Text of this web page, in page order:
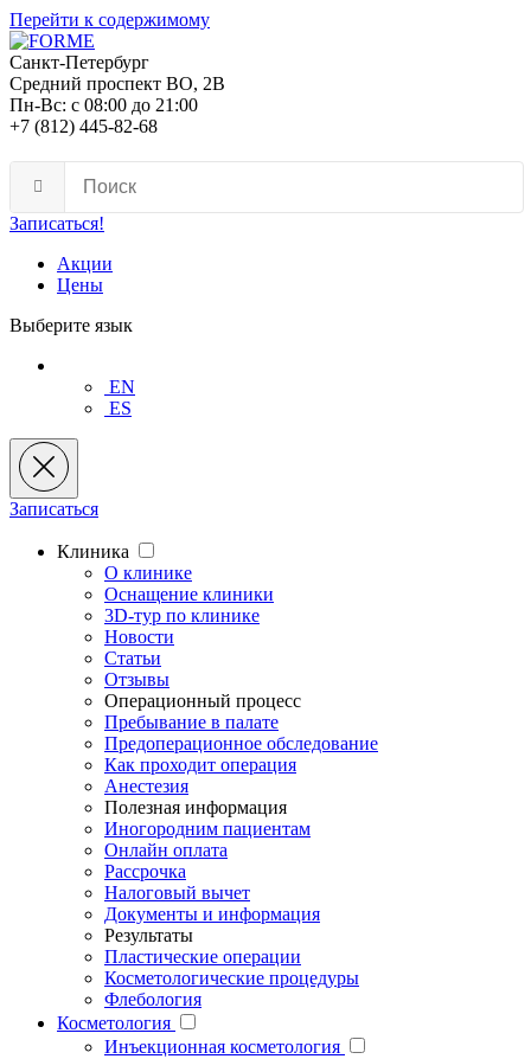
Перейти к содержимому
Санкт-Петербург
Средний проспект ВО, 2В
Пн-Вс: с 08:00 до 21:00
+7 (812) 445-82-68
Записаться!
Акции
Цены
Выберите язык
EN
ES
Записаться
Клиника
О клинике
Оснащение клиники
3D-тур по клинике
Новости
Статьи
Отзывы
Операционный процесс
Пребывание в палате
Предоперационное обследование
Как проходит операция
Анестезия
Полезная информация
Иногородним пациентам
Онлайн оплата
Рассрочка
Налоговый вычет
Документы и информация
Результаты
Пластические операции
Косметологические процедуры
Флебология
Косметология
Инъекционная косметология